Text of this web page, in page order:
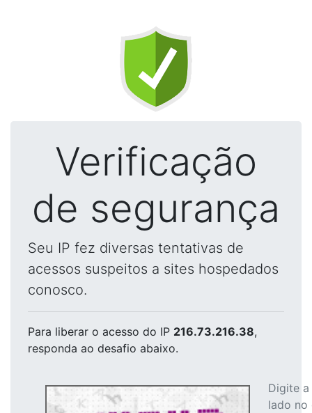
Verificação
de segurança
Seu IP fez diversas tentativas de
acessos suspeitos a sites hospedados
conosco.
Para liberar o acesso do IP 216.73.216.38,
responda ao desafio abaixo.
Digite
lado no